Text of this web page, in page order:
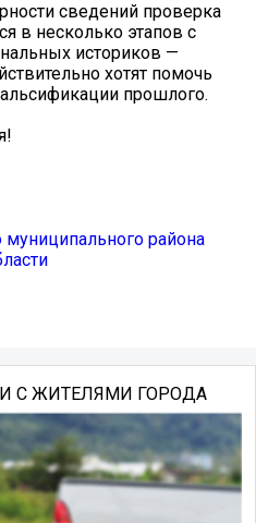
сведений проверка
в несколько этапов с
историков —
хотят помочь
прошлого.
района
С ЖИТЕЛЯМИ ГОРОДА